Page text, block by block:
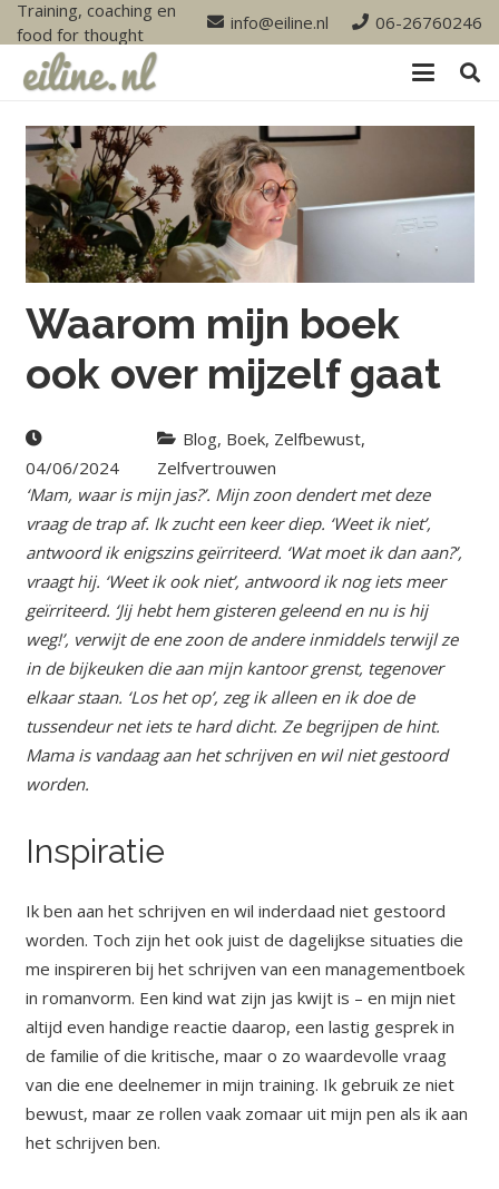
Training, coaching en
food for thought
info@eiline.nl 06-26760246
Waarom mijn boek
ook over mijzelf gaat
04/06/2024
Blog, Boek, Zelfbewust,
Zelfvertrouwen
‘Mam, waar is mijn jas?’. Mijn zoon dendert met deze
vraag de trap af. Ik zucht een keer diep. ‘Weet ik niet’,
antwoord ik enigszins geïrriteerd. ‘Wat moet ik dan aan?’,
vraagt hij. ‘Weet ik ook niet’, antwoord ik nog iets meer
geïrriteerd. ‘Jij hebt hem gisteren geleend en nu is hij
weg!’, verwijt de ene zoon de andere inmiddels terwijl ze
in de bijkeuken die aan mijn kantoor grenst, tegenover
elkaar staan. ‘Los het op’, zeg ik alleen en ik doe de
tussendeur net iets te hard dicht. Ze begrijpen de hint.
Mama is vandaag aan het schrijven en wil niet gestoord
worden.
Inspiratie
Ik ben aan het schrijven en wil inderdaad niet gestoord
worden. Toch zijn het ook juist de dagelijkse situaties die
me inspireren bij het schrijven van een managementboek
in romanvorm. Een kind wat zijn jas kwijt is – en mijn niet
altijd even handige reactie daarop, een lastig gesprek in
de familie of die kritische, maar o zo waardevolle vraag
van die ene deelnemer in mijn training. Ik gebruik ze niet
bewust, maar ze rollen vaak zomaar uit mijn pen als ik aan
het schrijven ben.